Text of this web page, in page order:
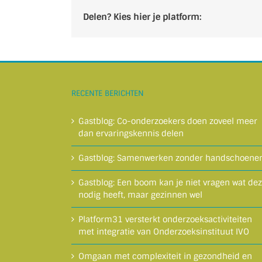
Delen? Kies hier je platform:
RECENTE BERICHTEN
Gastblog: Co-onderzoekers doen zoveel meer
dan ervaringskennis delen
Gastblog: Samenwerken zonder
Gastblog: Een boom kan je niet vragen wat
nodig heeft, maar gezinnen wel
Platform31 versterkt onderzoeksactiviteiten
met integratie van Onderzoeksinstituut IVO
Omgaan met complexiteit in gezondheid en